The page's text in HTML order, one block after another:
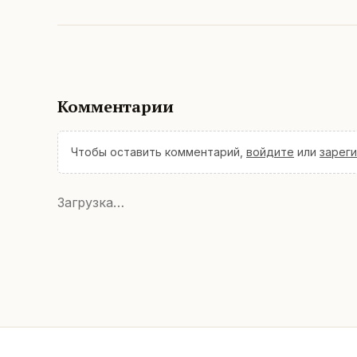
Комментарии
Чтобы оставить комментарий, войдите или
Загрузка…